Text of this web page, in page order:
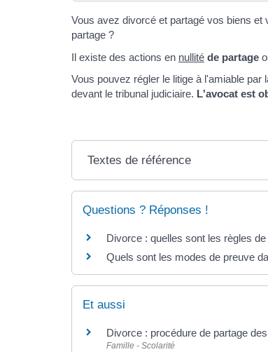
Vous avez divorcé et partagé vos biens
partage ?
Il existe des actions en nullité de partage
Vous pouvez régler le litige à l'amiable par
devant le tribunal judiciaire. L'avocat est
Textes de référence
Questions ? Réponses !
Divorce : quelles sont les règles
Quels sont les modes de preuve
Et aussi
Divorce : procédure de partage
Famille - Scolarité